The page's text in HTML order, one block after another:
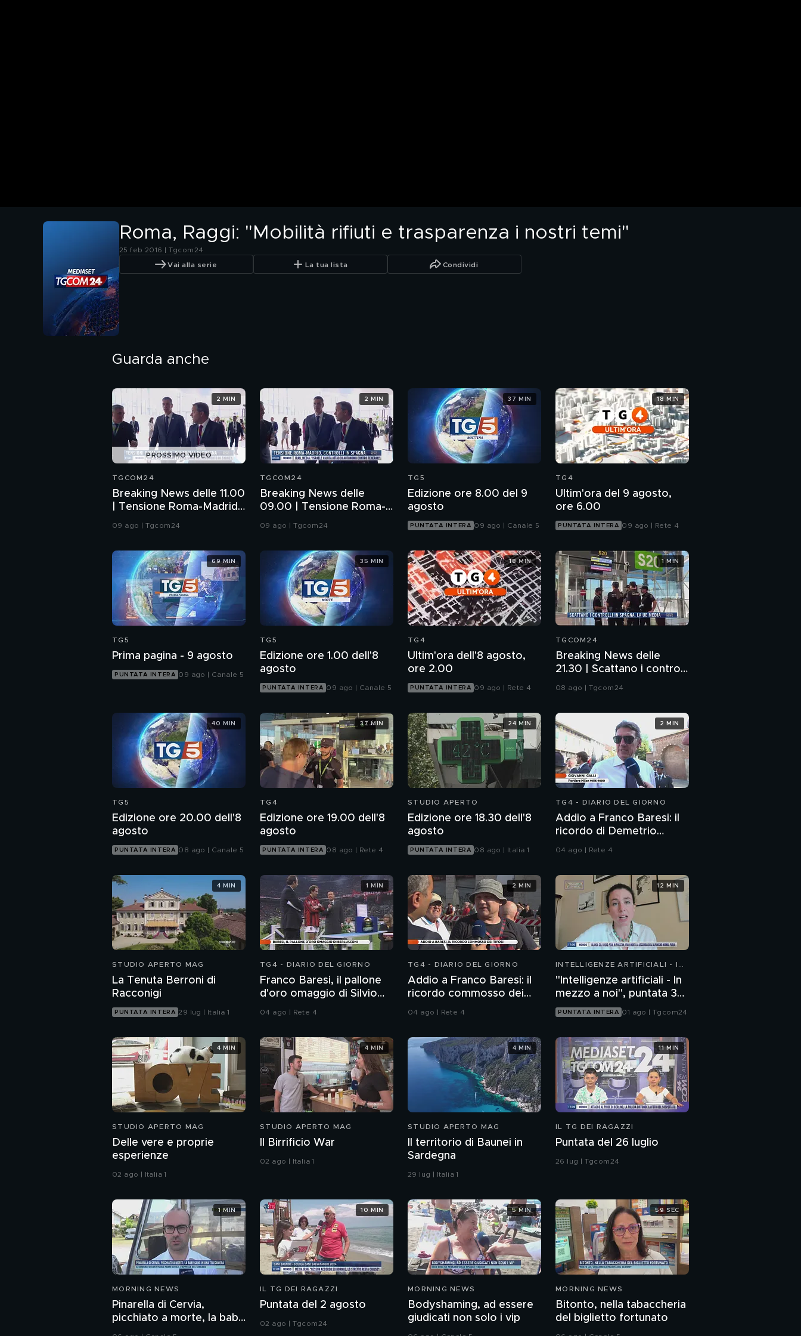
Roma, Raggi: "Mobilità rifiuti e trasparenza i nostri temi"
25 feb 2016 | Tgcom24
Vai alla serie La tua lista Condividi
Guarda anche
PROSSIMO VIDEO
TGCOM24
Breaking News delle 11.00
| Tensione Roma-Madrid,
controlli in Spagna
09 ago | Tgcom24
2 MIN
TGCOM24
Breaking News delle
09.00 | Tensione Roma-
Madrid, controlli in
09 ago | Tgcom24
2 MIN
TG5
Edizione ore 8.00 del 9
agosto
PUNTATA INTERA 09 ago | Canale 5
37 MIN
TG4
Ultim'ora del 9 agosto,
ore 6.00
PUNTATA INTERA 09 ago | Rete 4
18 MIN
TG5
Prima pagina - 9 agosto
PUNTATA INTERA 09 ago | Canale 5
69 MIN
TG5
Edizione ore 1.00 dell'8
agosto
PUNTATA INTERA 09 ago | Canale 5
35 MIN
TG4
Ultim'ora dell'8 agosto,
ore 2.00
PUNTATA INTERA 09 ago | Rete 4
18 MIN
TGCOM24
Breaking News delle
21.30 | Scattano i controlli
in Spagna, la Ue media
08 ago | Tgcom24
1 MIN
TG5
Edizione ore 20.00 dell'8
agosto
PUNTATA INTERA 08 ago | Canale 5
40 MIN
TG4
Edizione ore 19.00 dell'8
agosto
PUNTATA INTERA 08 ago | Rete 4
37 MIN
STUDIO APERTO
Edizione ore 18.30 dell'8
agosto
PUNTATA INTERA 08 ago | Italia 1
24 MIN
TG4 - DIARIO DEL GIORNO
Addio a Franco Baresi: il
ricordo di Demetrio
Albertini, Clarence
04 ago | Rete 4
2 MIN
STUDIO APERTO MAG
La Tenuta Berroni di
Racconigi
PUNTATA INTERA 29 lug | Italia 1
4 MIN
TG4 - DIARIO DEL GIORNO
Franco Baresi, il pallone
d'oro omaggio di Silvio
Berlusconi
04 ago | Rete 4
1 MIN
TG4 - DIARIO DEL GIORNO
Addio a Franco Baresi: il
ricordo commosso dei
04 ago | Rete 4
2 MIN
INTELLIGENZE ARTIFICIALI - IN
"Intelligenze artificiali - In
mezzo a noi", puntata 36:
chatbot emotivi e minori
PUNTATA INTERA 01 ago | Tgcom24
12 MIN
STUDIO APERTO MAG
Delle vere e proprie
esperienze
02 ago | Italia 1
4 MIN
STUDIO APERTO MAG
Il Birrificio War
02 ago | Italia 1
4 MIN
STUDIO APERTO MAG
Il territorio di Baunei in
Sardegna
29 lug | Italia 1
4 MIN
IL TG DEI RAGAZZI
Puntata del 26 luglio
26 lug | Tgcom24
11 MIN
MORNING NEWS
Pinarella di Cervia,
picchiato a morte, la baby
gang in una telecamera
1 MIN
IL TG DEI RAGAZZI
Puntata del 2 agosto
02 ago | Tgcom24
10 MIN
MORNING NEWS
Bodyshaming, ad essere
giudicati non solo i vip
5 MIN
MORNING NEWS
Bitonto, nella tabaccheria
del biglietto fortunato
59 SEC